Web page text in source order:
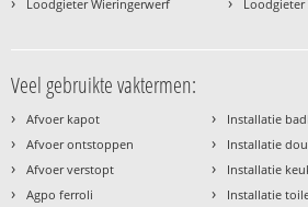
Loodgieter Wieringerwerf Loodgieter
Veel gebruikte vaktermen:
› Afvoer kapot
› Afvoer ontstoppen
› Afvoer verstopt
› Agpo ferroli
› Installatie
› Installatie
› Installatie
› Installatie